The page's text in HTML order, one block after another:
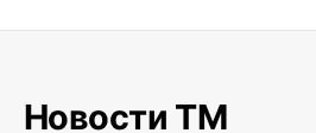
Новости ТМ